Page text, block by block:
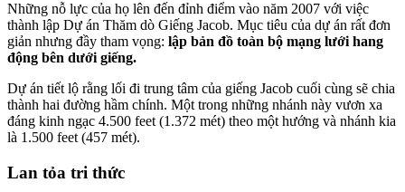
Những nỗ lực của họ lên đến đỉnh điểm vào năm 2007 với việc
thành lập Dự án Thăm dò Giếng Jacob. Mục tiêu của dự án rất đơn
giản nhưng đầy tham vọng: lập bản đồ toàn bộ mạng lưới hang
động bên dưới giếng.
Dự án tiết lộ rằng lối đi trung tâm của giếng Jacob cuối cùng sẽ chia
thành hai đường hầm chính. Một trong những nhánh này vươn xa
đáng kinh ngạc 4.500 feet (1.372 mét) theo một hướng và nhánh kia
là 1.500 feet (457 mét).
Lan tỏa tri thức